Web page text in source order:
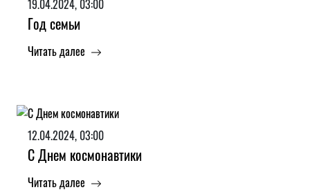
19.04.2024, 03:00
Год семьи
Читать далее
12.04.2024, 03:00
С Днем космонавтики
Читать далее